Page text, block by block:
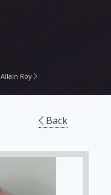
Allain Roy
Back